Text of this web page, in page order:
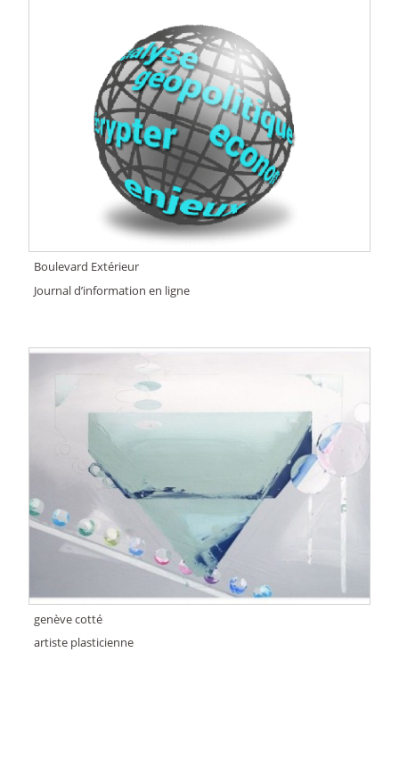
Boulevard Extérieur
Journal d’information en ligne
genève cotté
artiste plasticienne